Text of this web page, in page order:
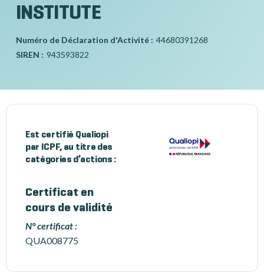
INSTITUTE
Numéro de Déclaration d'Activité : 44680391268
SIREN : 943593822
Est certifié Qualiopi
par ICPF, au titre des
catégories d’actions :
Certificat en
cours de validité
N° certificat :
QUA008775